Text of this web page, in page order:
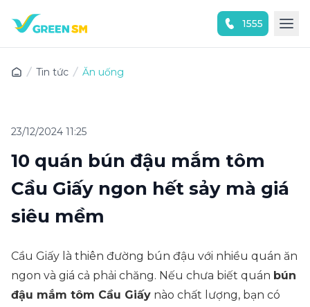
1555
Tin tức Ăn uống
23/12/2024 11:25
10 quán bún đậu mắm tôm
Cầu Giấy ngon hết sảy mà giá
siêu mềm
Cầu Giấy là thiên đường bún đậu với nhiều quán ăn
ngon và giá cả phải chăng. Nếu chưa biết quán bún
đậu mắm tôm Cầu Giấy nào chất lượng, bạn có